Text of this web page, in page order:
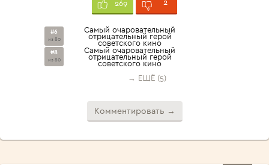
269
#6
из 80
Самый очаровательный
отрицательный герой
советского кино
#8
из 80
Самый очаровательный
отрицательный герой
советского кино
→ ЕЩЁ (5)
Комментировать →